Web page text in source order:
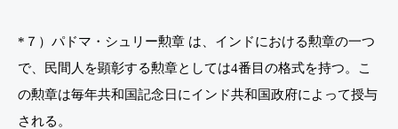
*７）パドマ・シュリー勲章 は、インドにおける勲章の一つ
で、民間人を顕彰する勲章としては4番目の格式を持つ。こ
の勲章は毎年共和国記念日にインド共和国政府によって授与
される。